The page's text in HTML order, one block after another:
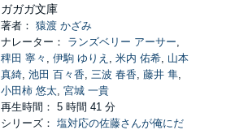
ガガガ文庫
著者： 猿渡 かざみ
ナレーター： ランズベリー アーサー,
稗田 寧々 , 伊駒 ゆりえ , 米内 佑希, 山本
真綺, 池田 百々香, 三波 春香, 藤井 隼,
小田柿 悠太, 宮城 一貴
再生時間： 5 時間 41 分
シリーズ： 塩対応の佐藤さんが俺にだ